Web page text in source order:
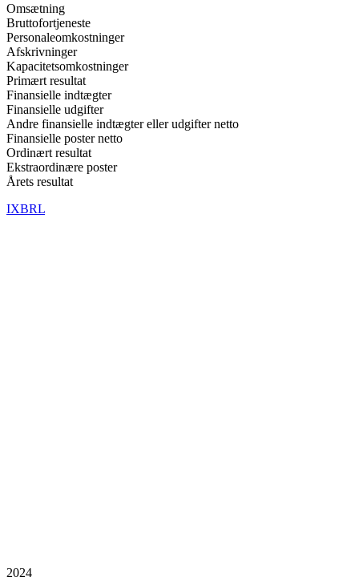
Omsætning
Bruttofortjeneste
Personaleomkostninger
Afskrivninger
Kapacitetsomkostninger
Primært resultat
Finansielle indtægter
Finansielle udgifter
Andre finansielle indtægter eller udgifter netto
Finansielle poster netto
Ordinært resultat
Ekstraordinære poster
Årets resultat
IXBRL
2024